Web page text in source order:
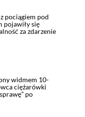
pociągiem pod
pojawiły się
za zdarzenie
widmem 10-
ciężarówki
po